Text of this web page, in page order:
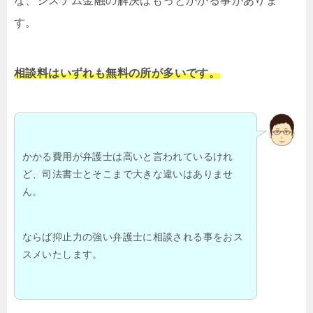
す。
相談料はいずれも無料の所が多いです。
かかる費用が弁護士は高いと言われているけれ
ど、司法書士とそこまで大きな違いはありませ
ん。
ならば抑止力の強い弁護士に相談される事をおス
スメいたします。